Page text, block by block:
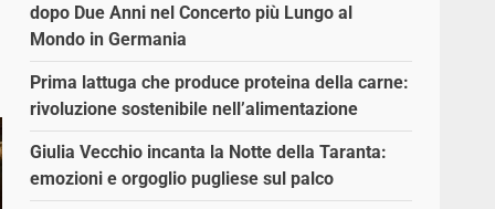
dopo Due Anni nel Concerto più Lungo al
Mondo in Germania
Prima lattuga che produce proteina della carne:
rivoluzione sostenibile nell’alimentazione
Giulia Vecchio incanta la Notte della Taranta:
emozioni e orgoglio pugliese sul palco